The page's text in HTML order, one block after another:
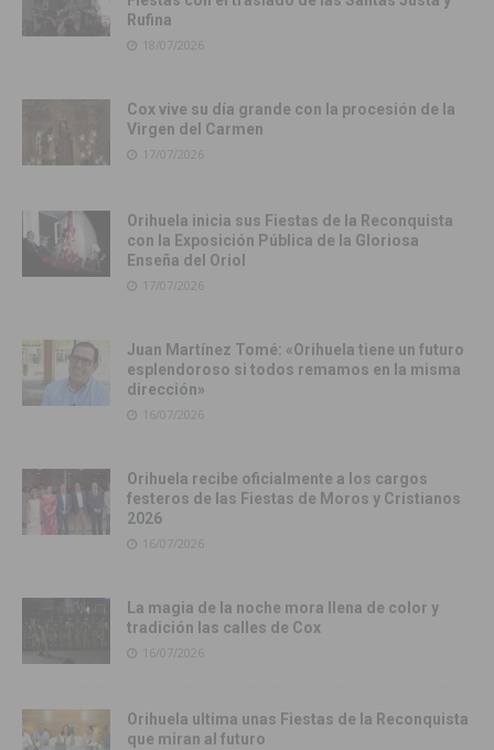
Rufina
18/07/2026
Cox vive su día grande con la procesión de la
Virgen del Carmen
17/07/2026
Orihuela inicia sus Fiestas de la Reconquista
con la Exposición Pública de la Gloriosa
Enseña del Oriol
17/07/2026
Juan Martínez Tomé: «Orihuela tiene un futuro
esplendoroso si todos remamos en la misma
dirección»
16/07/2026
Orihuela recibe oficialmente a los cargos
festeros de las Fiestas de Moros y Cristianos
2026
16/07/2026
La magia de la noche mora llena de color y
tradición las calles de Cox
16/07/2026
Orihuela ultima unas Fiestas de la Reconquista
que miran al futuro